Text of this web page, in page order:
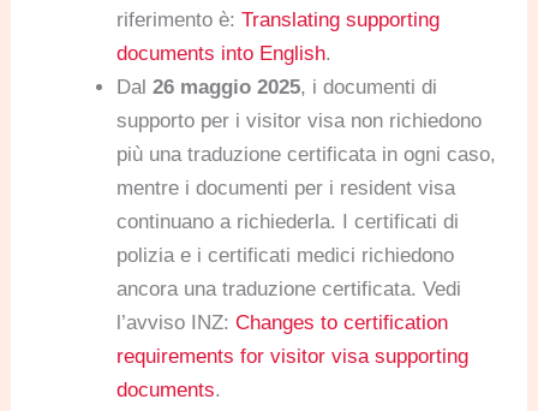
riferimento è:Translating supporting
documents into English.
Dal26 maggio 2025, i documenti di
supporto per i visitor visa non richiedono
più una traduzione certificata in ogni caso,
mentre i documenti per i resident visa
continuano a richiederla. I certificati di
polizia e i certificati medici richiedono
ancora una traduzione certificata. Vedi
l’avviso INZ:Changes to certification
requirements for visitor visa supporting
documents.